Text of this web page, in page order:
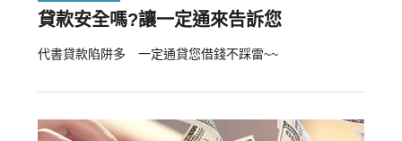
貸款安全嗎?讓一定通來告訴您
代書貸款陷阱多 一定通貸您借錢不踩雷~~